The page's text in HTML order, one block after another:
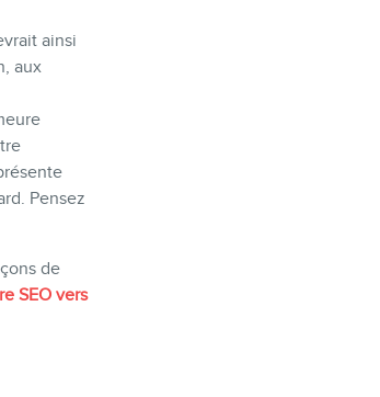
ainsi
aux
Pensez
de
SEO vers